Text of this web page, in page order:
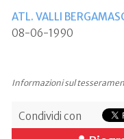
ATL. VALLI
08-06-1990
Informazioni sul
Condividi con